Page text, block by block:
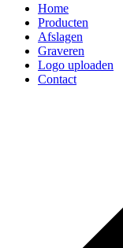
Home
Producten
Afslagen
Graveren
Logo uploaden
Contact